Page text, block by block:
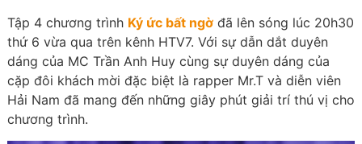
Tập 4 chương trình Ký ức bất ngờđã lên sóng lúc 20h30
thứ 6 vừa qua trên kênh HTV7. Với sự dẫn dắt duyên
dáng của MC Trần Anh Huy cùng sự duyên dáng của
cặp đôi khách mời đặc biệt là rapper Mr.T và diễn viên
Hải Nam đã mang đến những giây phút giải trí thú vị cho
chương trình.